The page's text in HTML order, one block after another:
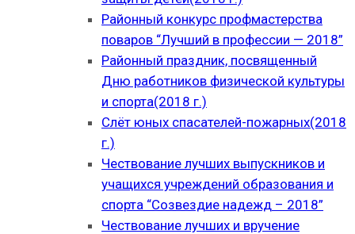
Районный конкурс профмастерства
поваров “Лучший в профессии — 2018”
Районный праздник, посвященный
Дню работников физической культуры
и спорта(2018 г.)
Слёт юных спасателей-пожарных(2018
г.)
Чествование лучших выпускников и
учащихся учреждений образования и
спорта “Созвездие надежд – 2018”
Чествование лучших и вручение